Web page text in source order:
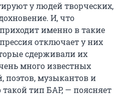
у людей творческих,
И, что
именно в такие
отключает у них
сдерживали их
много известных
поэтов, музыкантов и
тип БАР, — поясняет